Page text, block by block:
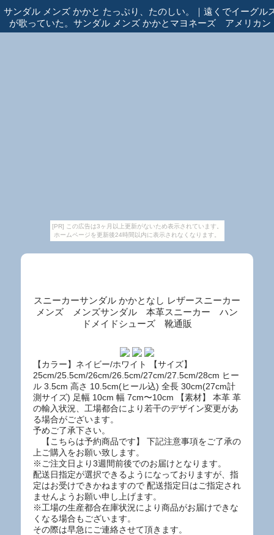
[PR] この広告は3ヶ月以上更新がないため表示されています。
ホームページを更新後24時間以内に表示されなくなります。
サンダル メンズ かかと たっぷり、たのしい。 ｜ 遠くでイーグル
が歌っていた。サンダル メンズ かかとマヨネーズ アメリカン
スニーカーサンダル かかとなし レザースニーカー
メンズ メンズサンダル 本革スニーカー ハン
ドメイドシューズ 靴通販
【カラー】ネイビー/ホワイト 【サイズ】
25cm/25.5cm/26cm/26.5cm/27cm/27.5cm/28cm ヒー
ル 3.5cm 高さ 10.5cm(ヒール込) 全長 30cm(27cm計
測サイズ) 足幅 10cm 幅 7cm〜10cm 【素材】 本革 革
の輸入状況、工場都合により若干のデザイン変更があ
る場合がございます。
予めご了承下さい。
【こちらは予約商品です】 下記注意事項をご了承の
上ご購入をお願い致します。
※ご注文日より3週間前後でのお届けとなります。
配送日指定が選択できるようになっておりますが、指
定はお受けできかねますので 配送指定日はご指定され
ませんようお願い申し上げます。
※工場の生産都合在庫状況により商品がお届けできな
くなる場合もございます。
その際は早急にご連絡させて頂きます。